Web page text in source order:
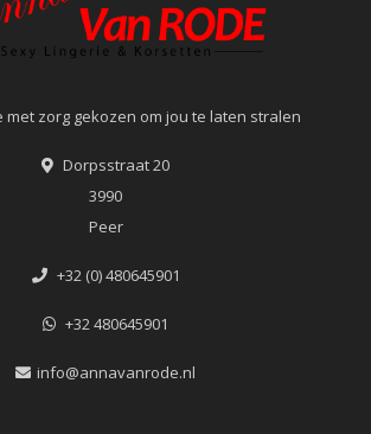
met zorg gekozen om jou te laten stralen
Dorpsstraat 20
3990
Peer
+32 (0) 480645901
+32 480645901
info@annavanrode.nl